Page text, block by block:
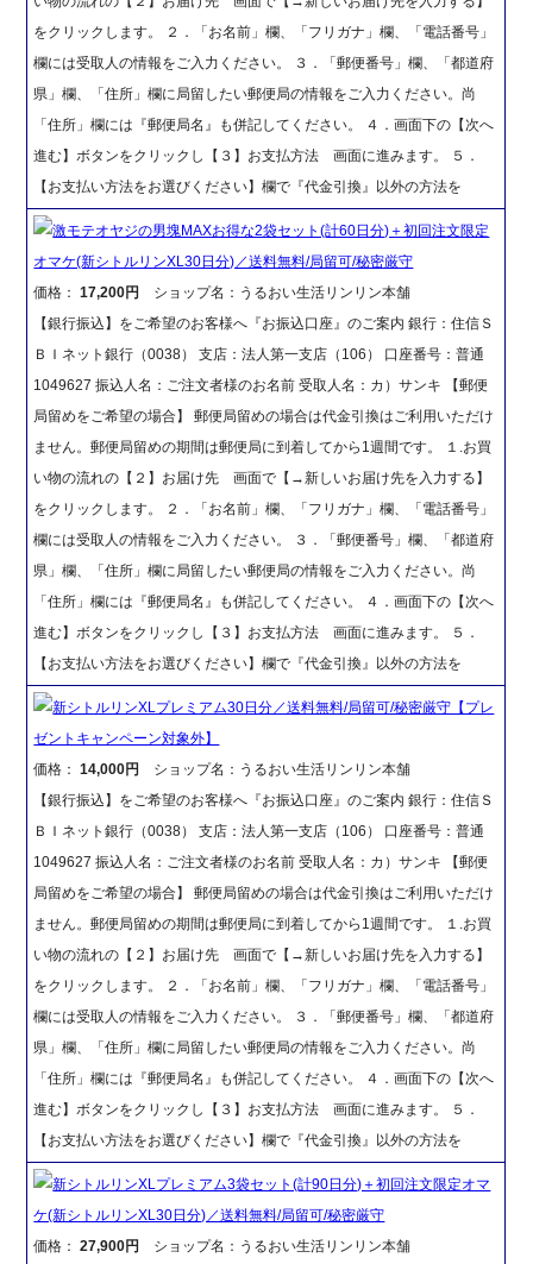
をクリックします。 ２．「お名前」欄、「フリガナ」欄、「電話番号」
欄には受取人の情報をご入力ください。 ３．「郵便番号」欄、「都道府
県」欄、「住所」欄に局留したい郵便局の情報をご入力ください。尚
「住所」欄には『郵便局名』も併記してください。 ４．画面下の【次へ
進む】ボタンをクリックし【３】お支払方法 画面に進みます。 ５．
【お支払い方法をお選びください】欄で『代金引換』以外の方法を
激モテオヤジの男塊MAXお得な2袋セット(計60日分)＋初回注文限定
オマケ(新シトルリンXL30日分)／送料無料/局留可/秘密厳守
価格：17,200円
ショップ名：うるおい生活リンリン本舗
【銀行振込】をご希望のお客様へ『お振込口座』のご案内 銀行：住信Ｓ
ＢＩネット銀行（0038） 支店：法人第一支店（106） 口座番号：普通
1049627 振込人名：ご注文者様のお名前 受取人名：カ）サンキ 【郵便
局留めをご希望の場合】 郵便局留めの場合は代金引換はご利用いただけ
ません。郵便局留めの期間は郵便局に到着してから1週間です。 １.お買
い物の流れの【２】お届け先 画面で【→新しいお届け先を入力する】
をクリックします。 ２．「お名前」欄、「フリガナ」欄、「電話番号」
欄には受取人の情報をご入力ください。 ３．「郵便番号」欄、「都道府
県」欄、「住所」欄に局留したい郵便局の情報をご入力ください。尚
「住所」欄には『郵便局名』も併記してください。 ４．画面下の【次へ
進む】ボタンをクリックし【３】お支払方法 画面に進みます。 ５．
【お支払い方法をお選びください】欄で『代金引換』以外の方法を
新シトルリンXLプレミアム30日分／送料無料/局留可/秘密厳守【プレ
ゼントキャンペーン対象外】
価格：14,000円
ショップ名：うるおい生活リンリン本舗
【銀行振込】をご希望のお客様へ『お振込口座』のご案内 銀行：住信Ｓ
ＢＩネット銀行（0038） 支店：法人第一支店（106） 口座番号：普通
1049627 振込人名：ご注文者様のお名前 受取人名：カ）サンキ 【郵便
局留めをご希望の場合】 郵便局留めの場合は代金引換はご利用いただけ
ません。郵便局留めの期間は郵便局に到着してから1週間です。 １.お買
い物の流れの【２】お届け先 画面で【→新しいお届け先を入力する】
をクリックします。 ２．「お名前」欄、「フリガナ」欄、「電話番号」
欄には受取人の情報をご入力ください。 ３．「郵便番号」欄、「都道府
県」欄、「住所」欄に局留したい郵便局の情報をご入力ください。尚
「住所」欄には『郵便局名』も併記してください。 ４．画面下の【次へ
進む】ボタンをクリックし【３】お支払方法 画面に進みます。 ５．
【お支払い方法をお選びください】欄で『代金引換』以外の方法を
新シトルリンXLプレミアム3袋セット(計90日分)＋初回注文限定オマ
ケ(新シトルリンXL30日分)／送料無料/局留可/秘密厳守
価格：27,900円 ショップ名：うるおい生活リンリン本舗